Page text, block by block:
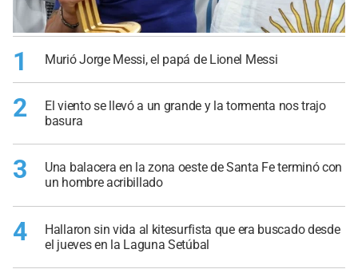
1 Murió Jorge Messi, el papá de Lionel Messi
2
El viento se llevó a un grande y la tormenta nos trajo
basura
3
Una balacera en la zona oeste de Santa Fe terminó con
un hombre acribillado
4
Hallaron sin vida al kitesurfista que era buscado desde
el jueves en la Laguna Setúbal